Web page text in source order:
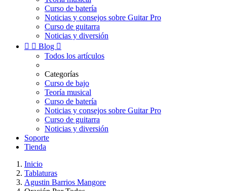
Curso de batería
Noticias y consejos sobre Guitar Pro
Curso de guitarra
Noticias y diversión
  Blog 
Todos los artículos
Categorías
Curso de bajo
Teoría musical
Curso de batería
Noticias y consejos sobre Guitar Pro
Curso de guitarra
Noticias y diversión
Soporte
Tienda
Inicio
Tablaturas
Agustin Barrios Mangore